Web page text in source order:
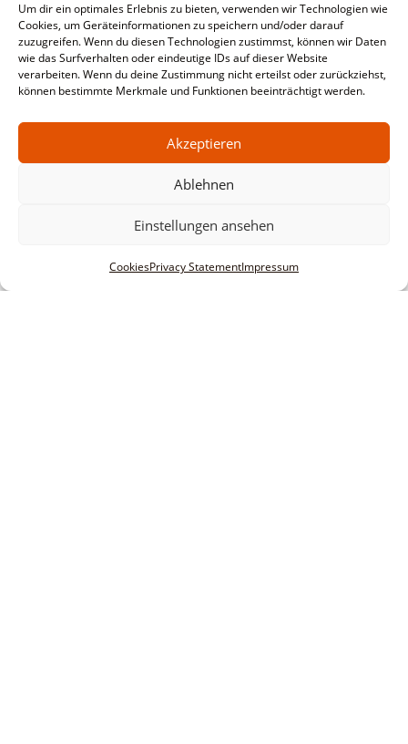
Um dir ein optimales Erlebnis zu bieten, verwenden wir Technologien wie
Cookies, um Geräteinformationen zu speichern und/oder darauf
zuzugreifen. Wenn du diesen Technologien zustimmst, können wir Daten
wie das Surfverhalten oder eindeutige IDs auf dieser Website
verarbeiten. Wenn du deine Zustimmung nicht erteilst oder zurückziehst,
können bestimmte Merkmale und Funktionen beeinträchtigt werden.
Akzeptieren
Ablehnen
Einstellungen ansehen
CookiesPrivacy StatementImpressum